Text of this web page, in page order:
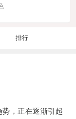
排行
，正在逐渐引起